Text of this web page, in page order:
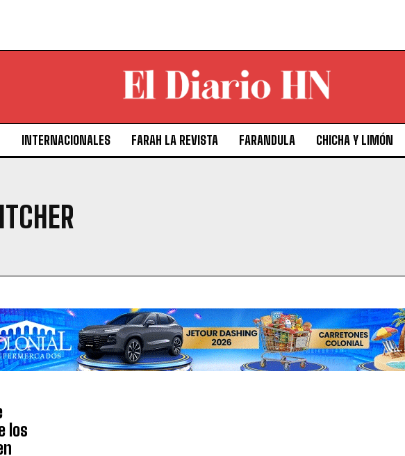
INTERNACIONALES FARAH LA REVISTA FARANDULA CHICHA Y LIMÓN
los